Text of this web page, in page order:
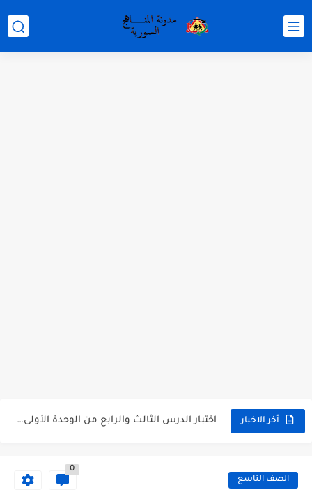
أخر الاخبار اختبار الدرس الثالث والرابع من الوحدة الأولى مع الحل في...
سلم تصحيح مادة اللغة العربية لشهادة التعليم الاساسي والاعدادية الشرعية... الصف التاسع
0